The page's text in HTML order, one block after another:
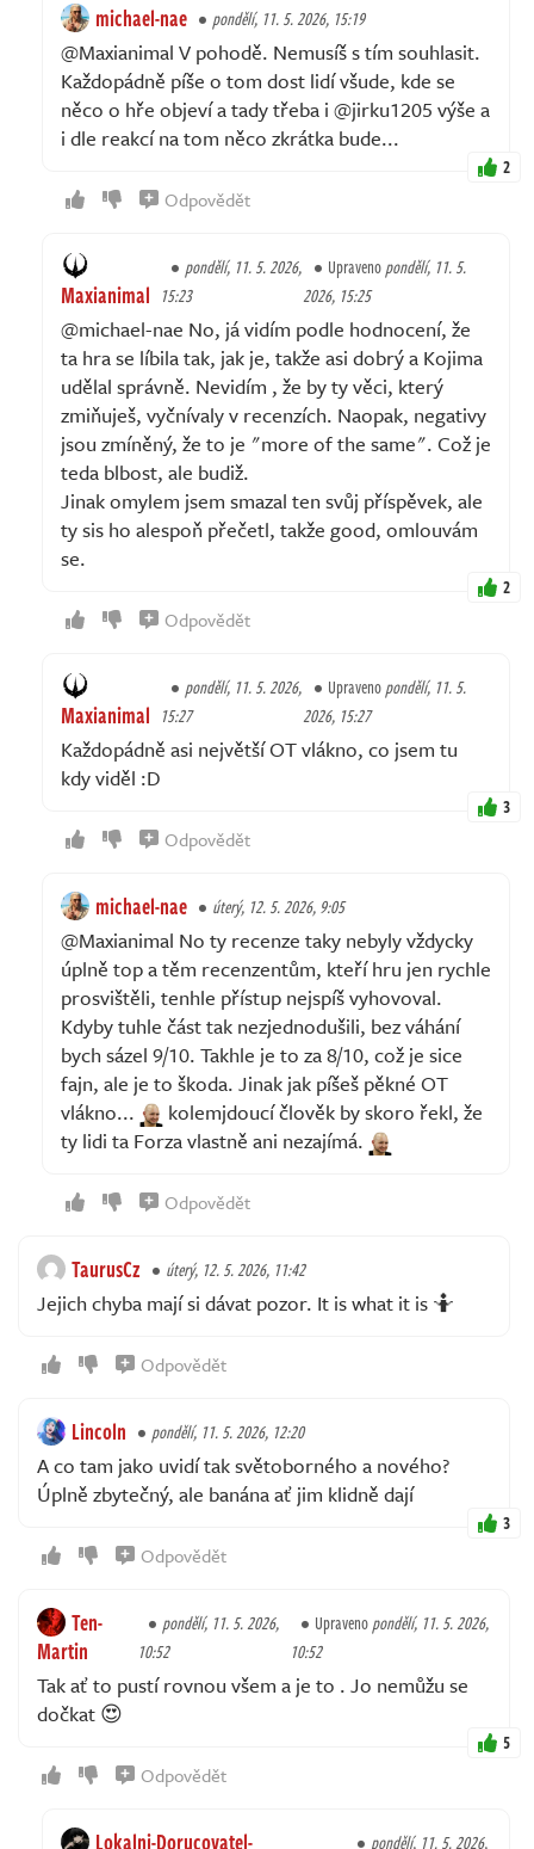
michael-nae pondělí, 11. 5. 2026, 15:19
@Maxianimal V pohodě. Nemusíš s tím souhlasit.
Každopádně píše o tom dost lidí všude, kde se
něco o hře objeví a tady třeba i @jirku1205 výše a
i dle reakcí na tom něco zkrátka bude...
2
Odpovědět
Maxianimal
pondělí, 11. 5. 2026,
15:23
Upravenopondělí, 11. 5.
2026, 15:25
@michael-nae No, já vidím podle hodnocení, že
ta hra se líbila tak, jak je, takže asi dobrý a Kojima
udělal správně. Nevidím , že by ty věci, který
zmiňuješ, vyčnívaly v recenzích. Naopak, negativy
jsou zmíněný, že to je "more of the same". Což je
teda blbost, ale budiž.
Jinak omylem jsem smazal ten svůj příspěvek, ale
ty sis ho alespoň přečetl, takže good, omlouvám
se.
2
Odpovědět
Maxianimal
pondělí, 11. 5. 2026,
15:27
Upravenopondělí, 11. 5.
2026, 15:27
Každopádně asi největší OT vlákno, co jsem tu
kdy viděl :D
3
Odpovědět
michael-nae úterý, 12. 5. 2026, 9:05
@Maxianimal No ty recenze taky nebyly vždycky
úplně top a těm recenzentům, kteří hru jen rychle
prosvištěli, tenhle přístup nejspíš vyhovoval.
Kdyby tuhle část tak nezjednodušili, bez váhání
bych sázel 9/10. Takhle je to za 8/10, což je sice
fajn, ale je to škoda. Jinak jak píšeš pěkné OT
vlákno...
kolemjdoucí člověk by skoro řekl, že
ty lidi ta Forza vlastně ani nezajímá.
Odpovědět
TaurusCz úterý, 12. 5. 2026, 11:42
Jejich chyba mají si dávat pozor. It is what it is 🤷
Odpovědět
Lincoln pondělí, 11. 5. 2026, 12:20
A co tam jako uvidí tak světoborného a nového?
Úplně zbytečný, ale banána ať jim klidně dají
3
Odpovědět
Ten-
Martin
pondělí, 11. 5. 2026,
10:52
Upravenopondělí, 11. 5. 2026,
10:52
Tak ať to pustí rovnou všem a je to . Jo nemůžu se
dočkat 😍
5
Odpovědět
Lokalni-Dorucovatel- pondělí, 11. 5. 2026,